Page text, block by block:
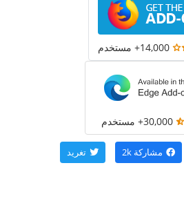
14,000+ مستخدم
30,000+ مستخدم
مشاركة 2k تغريد